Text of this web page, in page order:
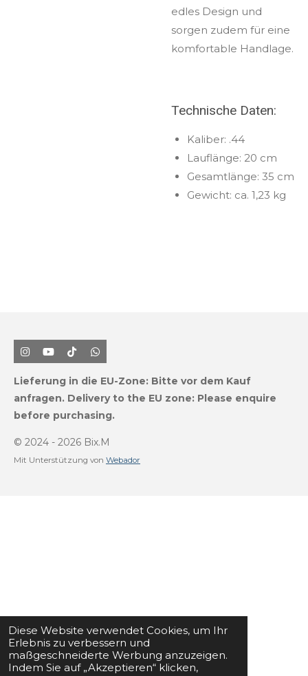
Diese Website verwendet Cookies, um Ihr
Erlebnis zu verbessern und
maßgeschneiderte Werbung anzuzeigen.
Indem Sie auf „Akzeptieren“ klicken,
edles Design und
sorgen zudem für eine
komfortable Handlage.
Technische Daten:
Kaliber: .44
Lauflänge: 20 cm
Gesamtlänge: 35 cm
Gewicht: ca. 1,23 kg
I
n
t
a
r
m
Y
o
T
u
e
T
i
k
T
o
W
h
t
s
p
Lieferung in die EU-Zone: Bitte vor dem Kauf
anfragen. Delivery to the EU zone: Please enquire
before purchasing.
© 2024 - 2026 Bix.M
Mit Unterstützung von Webador